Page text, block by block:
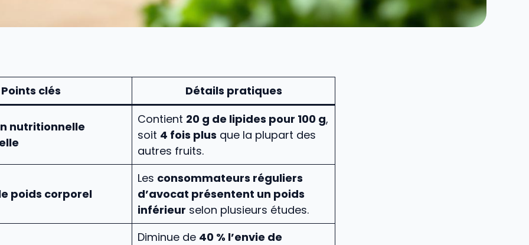
Points clés Détails pratiques
nutritionnelle
Contient 20 g de lipides pour 100 g,
soit 4 fois plus que la plupart des
autres fruits.
poids corporel
Les consommateurs réguliers
d’avocat présentent un poids
inférieur selon plusieurs études.
Diminue de 40 % l’envie de